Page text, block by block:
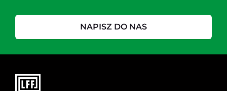
NAPISZ DO NAS